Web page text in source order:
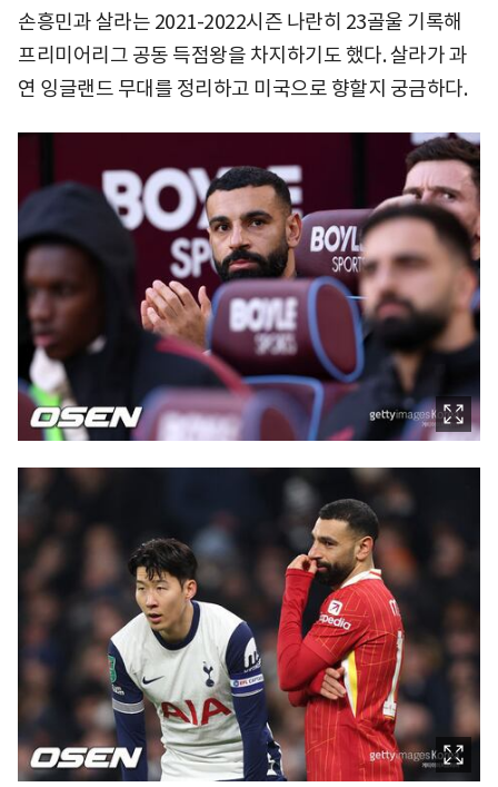
손흥민과 살라는 2021-2022시즌 나란히 23골울 기록해
프리미어리그 공동 득점왕을 차지하기도 했다. 살라가 과
연 잉글랜드 무대를 정리하고 미국으로 향할지 궁금하다.